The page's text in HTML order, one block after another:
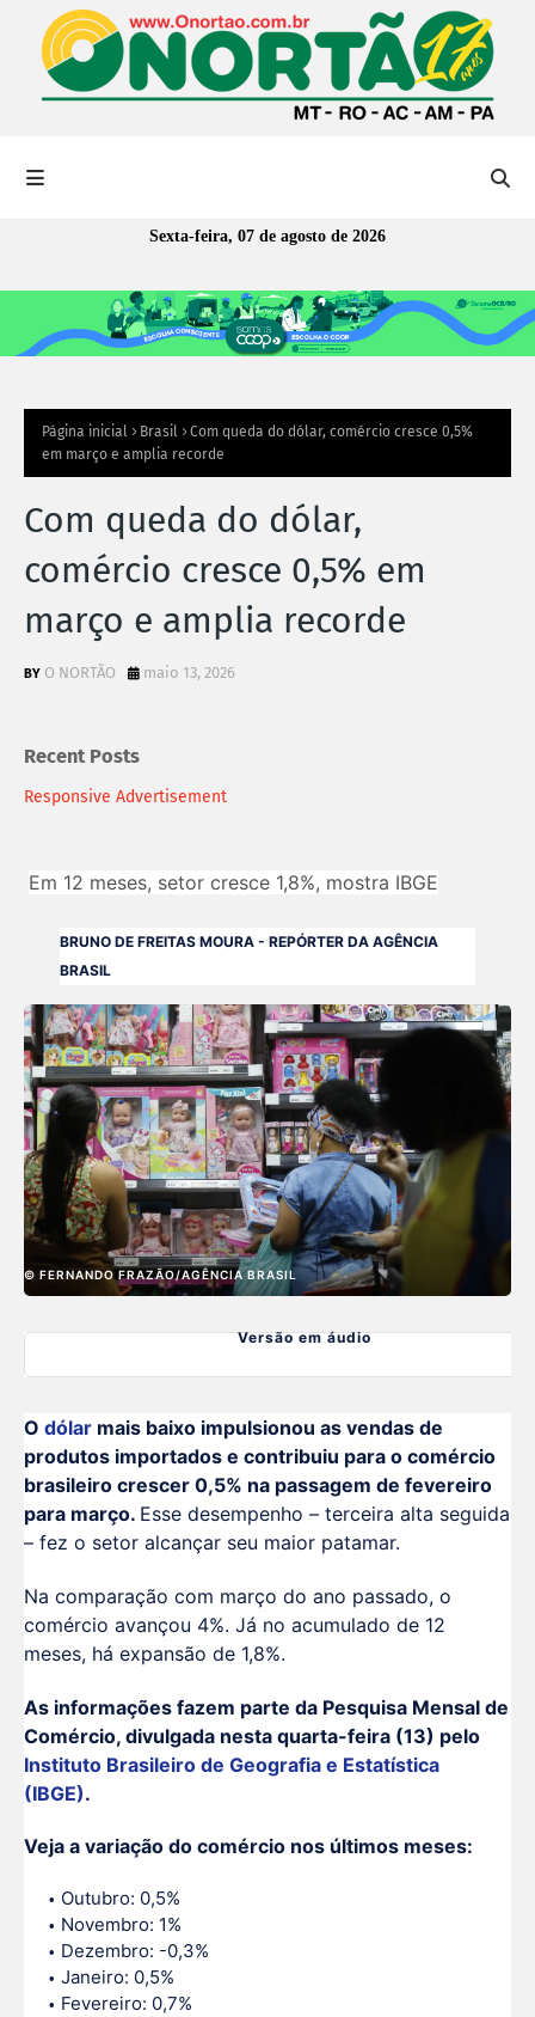
Sexta-feira, 07 de agosto de 2026
Página inicial Brasil
Com queda do dólar, comércio cresce 0,5%
em março e amplia recorde
Com queda do dólar,
comércio cresce 0,5% em
março e amplia recorde
O NORTÃO maio 13, 2026
Recent Posts
Responsive Advertisement
Em 12 meses, setor cresce 1,8%, mostra IBGE
BRUNO DE FREITAS MOURA - REPÓRTER DA AGÊNCIA
BRASIL
© FERNANDO FRAZÃO/AGÊNCIA BRASIL
Versão em áudio
O dólar mais baixo impulsionou as vendas de
produtos importados e contribuiu para o comércio
brasileiro crescer 0,5% na passagem de fevereiro
para março. Esse desempenho – terceira alta seguida
– fez o setor alcançar seu maior patamar.
Na comparação com março do ano passado, o
comércio avançou 4%. Já no acumulado de 12
meses, há expansão de 1,8%.
As informações fazem parte da Pesquisa Mensal de
Comércio, divulgada nesta quarta-feira (13) pelo
Instituto Brasileiro de Geografia e Estatística
(IBGE).
Veja a variação do comércio nos últimos meses:
Outubro: 0,5%
Novembro: 1%
Dezembro: -0,3%
Janeiro: 0,5%
Fevereiro: 0,7%